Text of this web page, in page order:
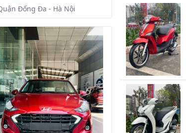
Đống Đa - Hà Nội